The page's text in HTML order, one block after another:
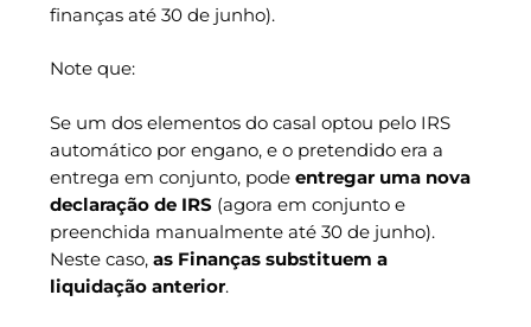
finanças até 30 de junho).
Note que:
Se um dos elementos do casal optou pelo IRS
automático por engano, e o pretendido era a
entrega em conjunto, pode entregar uma nova
declaração de IRS(agora em conjunto e
preenchida manualmente até 30 de junho).
Neste caso, as Finanças substituem a
liquidação anterior.